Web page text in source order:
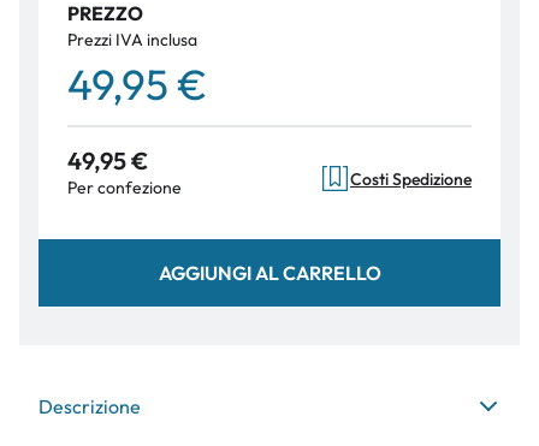
PREZZO
Prezzi IVA inclusa
49,95 €
49,95 €
Per confezione Costi Spedizione
AGGIUNGI AL CARRELLO
Descrizione